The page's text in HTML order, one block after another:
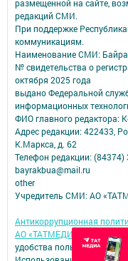
размещенной на сайте,
редакций СМИ.
При поддержке
коммуникациям.
Наименование СМИ:
№ свидетельства о
октября 2025 года
выдано Федеральной
информационных
ФИО главного редактора:
Адрес редакции: 422433,
К.Маркса, д. 62
Телефон редакции: (84374)
bayrakbua@mail.ru
other
Учредитель СМИ: АО
Антикоррупционная
АО «ТАТМЕДИА» использует
удобства пользователей